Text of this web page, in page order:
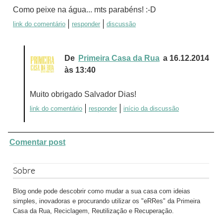
Como peixe na água... mts parabéns! :-D
link do comentário responder discussão
De Primeira Casa da Rua a 16.12.2014
às 13:40
Muito obrigado Salvador Dias!
link do comentário responder início da discussão
Comentar post
Sobre
Blog onde pode descobrir como mudar a sua casa com ideias
simples, inovadoras e procurando utilizar os "eRRes" da Primeira
Casa da Rua, Reciclagem, Reutilização e Recuperação.